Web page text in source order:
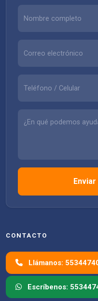
CONTACTO
Llámanos:
Escríbenos: